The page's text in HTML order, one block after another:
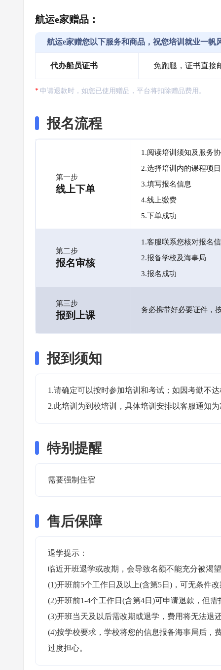
航运e家赠品：
航运e家赠您以下服务和商品，祝您培训就业一帆
代办船员证书 免跑腿，证书直接
申请退款时，如您已使用赠品，平台将扣除赠品费用。
报名流程
第一步
线上下单
1.阅读培训须知及服务
2.选择培训内的课程项目
3.填写报名信息
4.线上缴费
5.下单成功
第二步
报名审核
1.客服联系您核对报名
2.报备学校及海事局
3.报名成功
第三步
报到上课 务必携带好必要证件，
报到须知
1.请确定可以按时参加培训和考试；如因考勤不
2.此培训为到校培训，具体培训安排以客服通知
特别提醒
需要强制住宿
售后保障
退学提示：
临近开班退学或改期，会导致名额不能充分被渴
(1)开班前5个工作日及以上(含第5日)，可无条件
(2)开班前1-4个工作日(含第4日)可申请退款，但
(3)开班当天及以后需改期或退学，费用将无法退
(4)按学校要求，学校将您的信息报备海事局后，
过度担心。